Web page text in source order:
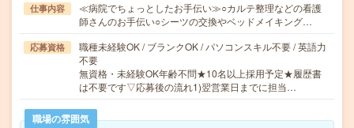
仕事内容
≪病院でちょっとしたお手伝い≫○カルテ整理などの看護
師さんのお手伝い○シーツの交換やベッドメイキング…
応募資格
職種未経験OK / ブランクOK / パソコンスキル不要 / 英語力
不要
無資格・未経験OK年齢不問★10名以上採用予定★履歴書
は不要です▽応募後の流れ1)翌営業日までに担当…
職場の雰囲気